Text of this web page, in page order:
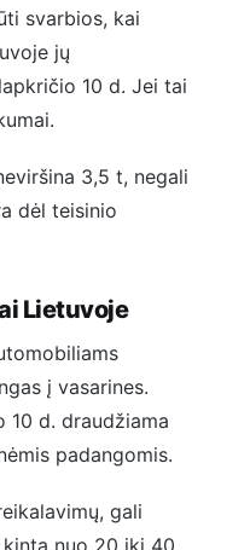
svarbios, kai
jų
10 d. Jei tai
3,5 t, negali
dėl teisinio
Lietuvoje
į vasarines.
10 d. draudžiama
padangomis.
gali
nuo 20 iki 40